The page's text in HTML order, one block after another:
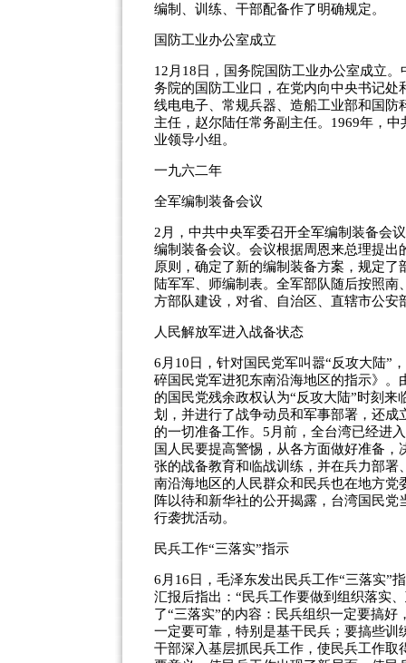
编制、训练、干部配备作了明确规定。
国防工业办公室成立
12月18日，国务院国防工业办公室成立
务院的国防工业口，在党内向中央书记
线电电子、常规兵器、造船工业部和国
主任，赵尔陆任常务副主任。1969年，
业领导小组。
一九六二年
全军编制装备会议
2月，中共中央军委召开全军编制装备会
编制装备会议。会议根据周恩来总理提出
原则，确定了新的编制装备方案，规定
陆军军、师编制表。全军部队随后按照
方部队建设，对省、自治区、直辖市公
人民解放军进入战备状态
6月10日，针对国民党军叫嚣“反攻大陆”
碎国民党军进犯东南沿海地区的指示》
的国民党残余政权认为“反攻大陆”时刻
划，并进行了战争动员和军事部署，还成
的一切准备工作。5月前，全台湾已经进
国人民要提高警惕，从各方面做好准备
张的战备教育和临战训练，并在兵力部
南沿海地区的人民群众和民兵也在地方
阵以待和新华社的公开揭露，台湾国民
行袭扰活动。
民兵工作“三落实”指示
6月16日，毛泽东发出民兵工作“三落实”
汇报后指出：“民兵工作要做到组织落实
了“三落实”的内容：民兵组织一定要搞
一定要可靠，特别是基干民兵；要搞些
干部深入基层抓民兵工作，使民兵工作